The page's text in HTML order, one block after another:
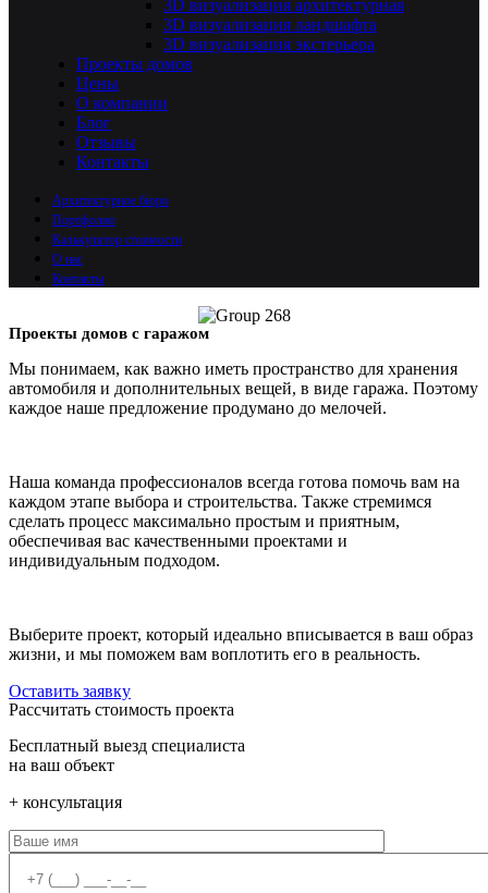
3D визуализация архитектурная
3D визуализация ландшафта
3D визуализация экстерьера
Проекты домов
Цены
О компании
Блог
Отзывы
Контакты
Архитектурное бюро
Портфолио
Калькулятор стоимости
О нас
Контакты
Проекты домов с гаражом
Мы понимаем, как важно иметь пространство для хранения
автомобиля и дополнительных вещей, в виде гаража. Поэтому
каждое наше предложение продумано до мелочей.
Наша команда профессионалов всегда готова помочь вам на
каждом этапе выбора и строительства. Также стремимся
сделать процесс максимально простым и приятным,
обеспечивая вас качественными проектами и
индивидуальным подходом.
Выберите проект, который идеально вписывается в ваш образ
жизни, и мы поможем вам воплотить его в реальность.
Оставить заявку
Рассчитать стоимость проекта
Бесплатный выезд специалиста
на ваш объект
+ консультация